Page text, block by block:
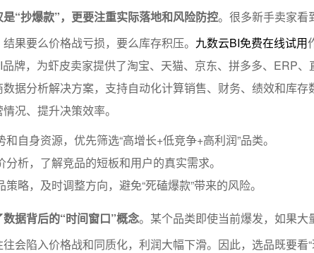
“抄爆款”，更要注重实际落地和风险防控。很多新手卖家看
果要么价格战亏损，要么库存积压。 九数云BI免费在线试用
牌，为虾皮卖家提供了淘宝、天猫、京东、拼多多、ERP、
据分析解决方案，支持自动化计算销售、财务、绩效和库存
况、提升决策效率。
自身资源，优先筛选“高增长+低竞争+高利润”品类。
分析，了解竞品的短板和用户的真实需求。
策略，及时调整方向，避免“死磕爆款”带来的风险。
据背后的“时间窗口”概念。某个品类即使当前爆发，如果大
会陷入价格战和同质化，利润大幅下滑。因此，选品既要看“